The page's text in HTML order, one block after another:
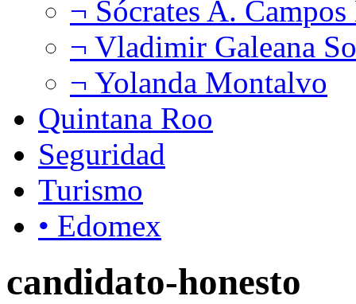
¬ Sócrates A.
¬ Vladimir Galeana
¬ Yolanda Montalvo
Quintana Roo
Seguridad
Turismo
• Edomex
candidato-honesto